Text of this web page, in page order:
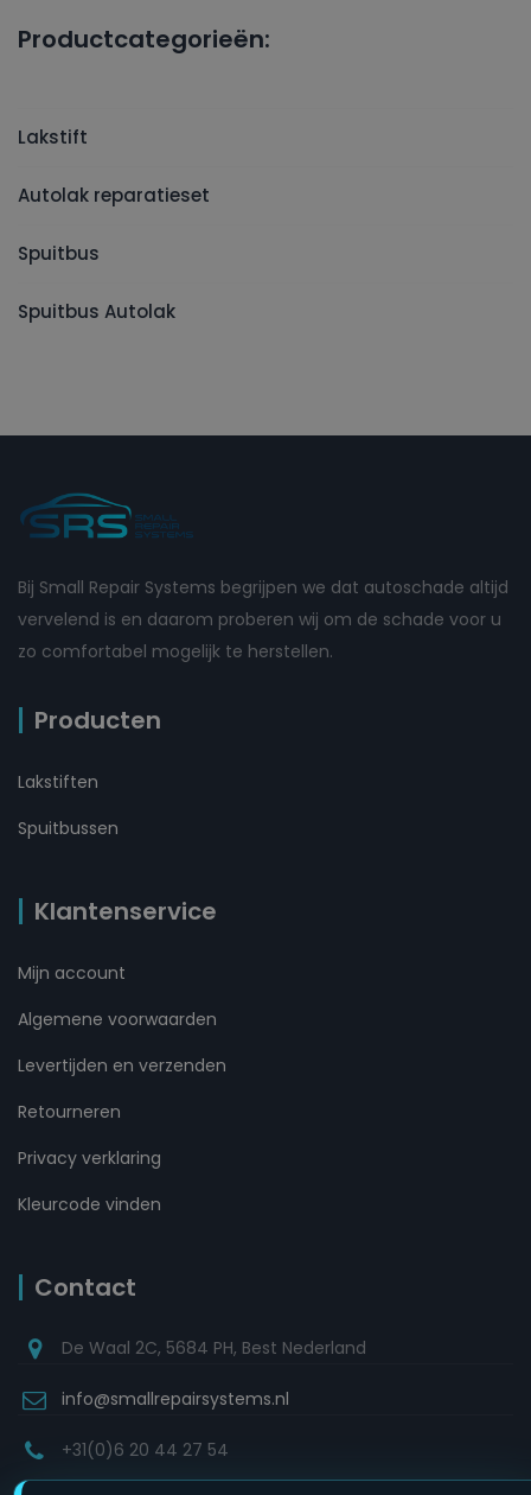
Productcategorieën:
Lakstift
Autolak reparatieset
Spuitbus
Spuitbus Autolak
Bij Small Repair Systems begrijpen we dat autoschade altijd
vervelend is en daarom proberen wij om de schade voor u
zo comfortabel mogelijk te herstellen.
Producten
Lakstiften
Spuitbussen
Klantenservice
Mijn account
Algemene voorwaarden
Levertijden en verzenden
Retourneren
Privacy verklaring
Kleurcode vinden
Contact
De Waal 2C, 5684 PH, Best Nederland
info@smallrepairsystems.nl
+31(0)6 20 44 27 54